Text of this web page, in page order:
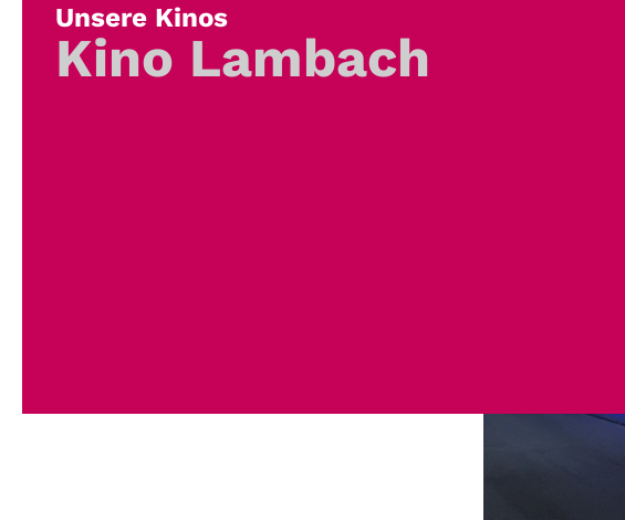
Unsere Kinos
Kino Lambach